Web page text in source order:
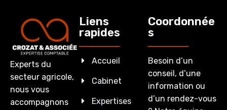
Experts du
secteur agricole,
nous vous
accompagnons
Liens
rapides
Accueil
Cabinet
Expertises
Coordonnée
s
Besoin d’un
conseil, d’une
information ou
d’un rendez-vous